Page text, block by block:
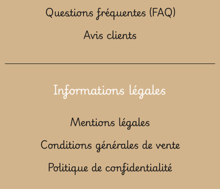
Questions fréquentes (FAQ)
Avis clients
Informations légales
Mentions légales
Conditions générales de vente
Politique de confidentialité